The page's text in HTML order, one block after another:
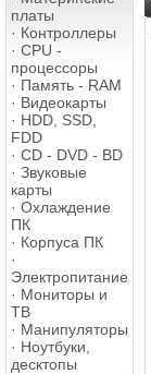
платы
· Контроллеры
· CPU -
процессоры
· Память - RAM
· Видеокарты
· HDD, SSD,
FDD
· CD - DVD - BD
· Звуковые
карты
· Охлаждение
ПК
· Корпуса ПК
·
Электропитание
· Мониторы и
ТВ
· Манипуляторы
· Ноутбуки,
десктопы